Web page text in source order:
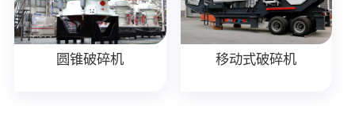
圆锥破碎机 移动式破碎机